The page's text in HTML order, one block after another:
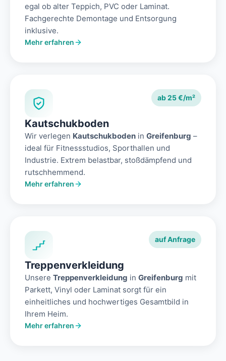
egal ob alter Teppich, PVC oder Laminat.
Fachgerechte Demontage und Entsorgung
inklusive.
Mehr erfahren
ab 25 €/m²
Kautschukboden
Wir verlegen Kautschukboden in Greifenburg –
ideal für Fitnessstudios, Sporthallen und
Industrie. Extrem belastbar, stoßdämpfend und
rutschhemmend.
Mehr erfahren
auf Anfrage
Treppenverkleidung
Unsere Treppenverkleidung in Greifenburg mit
Parkett, Vinyl oder Laminat sorgt für ein
einheitliches und hochwertiges Gesamtbild in
Ihrem Heim.
Mehr erfahren